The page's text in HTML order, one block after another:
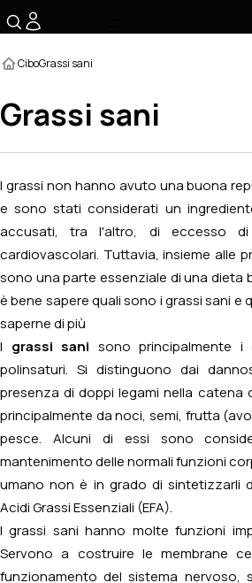
CiboGrassi sani
Grassi sani
I grassi non hanno avuto una buona
e sono stati considerati un
accusati, tra l'altro, di eccesso
cardiovascolari. Tuttavia, insieme alle
sono una parte essenziale di una dieta
è bene sapere quali sono i grassi sani e
saperne di più
I grassi sani sono principalmente i
polinsaturi. Si distinguono dai
presenza di doppi legami nella catena
principalmente da noci, semi, frutta
pesce. Alcuni di essi sono
mantenimento delle normali funzioni
umano non è in grado di sintetizzarli
Acidi Grassi Essenziali (EFA).
I grassi sani hanno molte funzioni
Servono a costruire le membrane
funzionamento del sistema nervoso,